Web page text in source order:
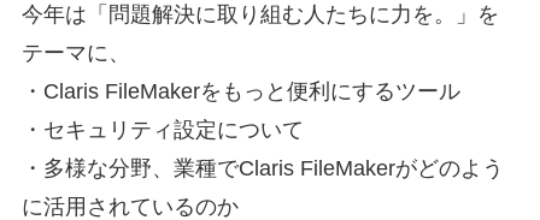
今年は「問題解決に取り組む人たちに力を。」を
テーマに、
・Claris FileMakerをもっと便利にするツール
・セキュリティ設定について
・多様な分野、業種でClaris FileMakerがどのよう
に活用されているのか